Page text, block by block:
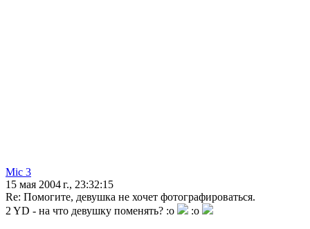
Mic 3
15 мая 2004 г., 23:32:15
Re: Помогите, девушка не хочет фотографироваться.
2 YD - на что девушку поменять? :o
:o